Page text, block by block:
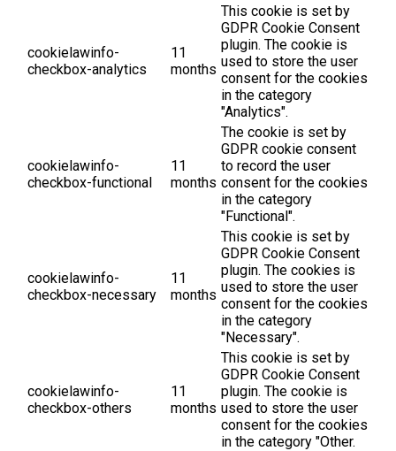
cookielawinfo-
checkbox-analytics
11
months
This cookie is set by
GDPR Cookie Consent
plugin. The cookie is
used to store the user
consent for the cookies
in the category
"Analytics".
cookielawinfo-
checkbox-functional
11
months
The cookie is set by
GDPR cookie consent
to record the user
consent for the cookies
in the category
"Functional".
cookielawinfo-
checkbox-necessary
11
months
This cookie is set by
GDPR Cookie Consent
plugin. The cookies is
used to store the user
consent for the cookies
in the category
"Necessary".
cookielawinfo-
checkbox-others
11
months
This cookie is set by
GDPR Cookie Consent
plugin. The cookie is
used to store the user
consent for the cookies
in the category "Other.